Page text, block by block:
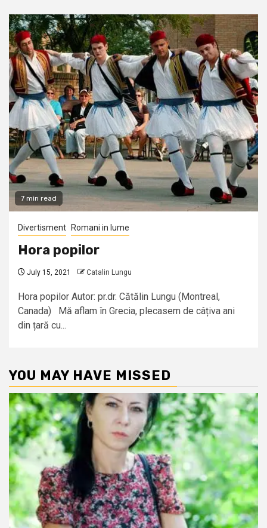
7 min read
Divertisment Romani in lume
Hora popilor
July 15, 2021 Catalin Lungu
Hora popilor Autor: pr.dr. Cătălin Lungu (Montreal,
Canada) Mă aflam în Grecia, plecasem de câțiva ani
din țară cu...
YOU MAY HAVE MISSED